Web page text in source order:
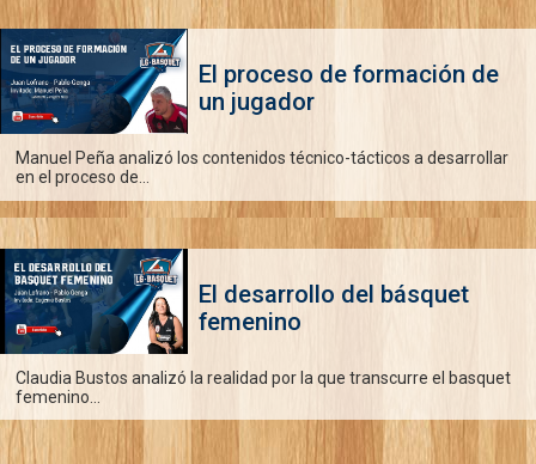
El proceso de formación de
un jugador
Manuel Peña analizó los contenidos técnico-tácticos a desarrollar
en el proceso de...
El desarrollo del básquet
femenino
Claudia Bustos analizó la realidad por la que transcurre el basquet
femenino...